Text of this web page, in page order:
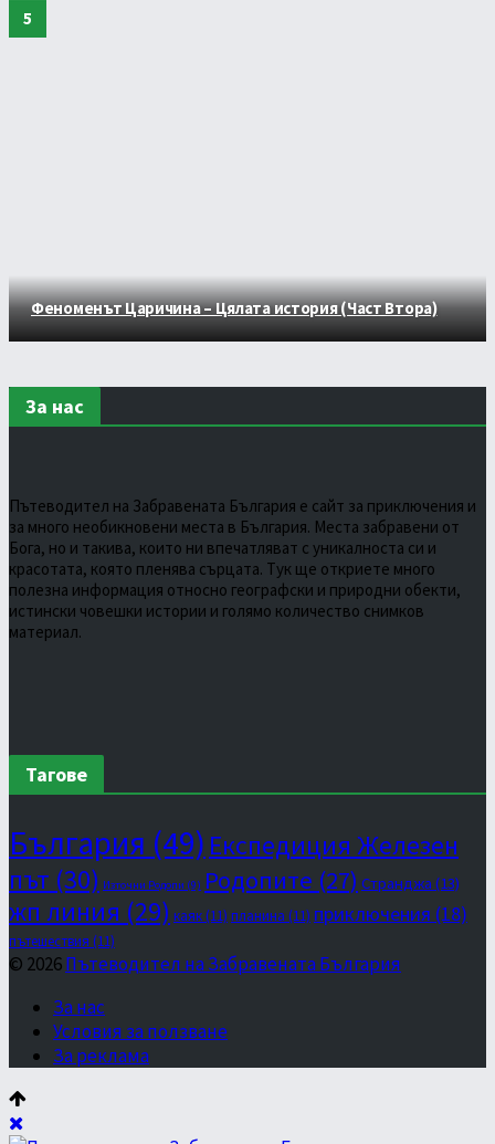
Феноменът Царичина – Цялата история (Част Втора)
За нас
Пътеводител на Забравената България е сайт за приключения и
за много необикновени места в България. Места забравени от
Бога, но и такива, които ни впечатляват с уникалноста си и
красотата, която пленява сърцата. Тук ще откриете много
полезна информация относно географски и природни обекти,
истински човешки истории и голямо количество снимков
материал.
Тагове
България (49) Експедиция Железен
път (30) Източни Родопи (9) Родопите (27) Странджа (13)
жп линия (29) каяк (11) планина (11) приключения (18)
пътешествия (11)
© 2026Пътеводител на Забравената България
За нас
Условия за ползване
За реклама